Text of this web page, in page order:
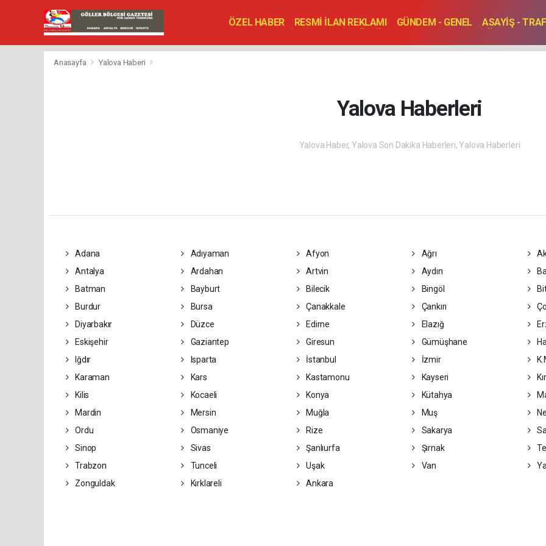
ÖZEL HABER RESMİ İLAN REKLAMI GÜNDEM - GENEL
ASAYİŞ -
VEFAT EDENLER
TOPLANTI - DÜĞÜN
Anasayfa Yalova Haberi
Yalova Haberleri
Yalova Haber, Yalova Son Dakika Haberleri, Yalova Haberleri
Adana Adıyaman Afyon Ağrı
Antalya
Ardahan Artvin Aydın
Batman
Bayburt Bilecik Bingöl
Burdur
Bursa Çanakkale Çankırı
Diyarbakır
Düzce Edirne Elazığ
Eskişehir
Gaziantep Giresun Gümüşhane
Iğdır
Isparta İstanbul İzmir
Karaman
Kars Kastamonu Kayseri
Kilis
Kocaeli Konya Kütahya
Mardin
Mersin Muğla Muş
Ordu
Osmaniye Rize Sakarya
Sinop
Sivas Şanlıurfa Şırnak
Trabzon
Tunceli Uşak Van
Zonguldak
Kırklareli Ankara